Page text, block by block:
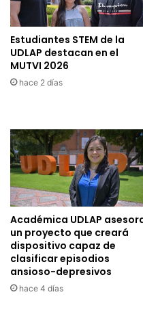
Estudiantes STEM de la
UDLAP destacan en el
MUTVI 2026
hace 2 días
Académica UDLAP
un proyecto que creará
dispositivo capaz de
clasificar episodios
ansioso-depresivos
hace 4 días